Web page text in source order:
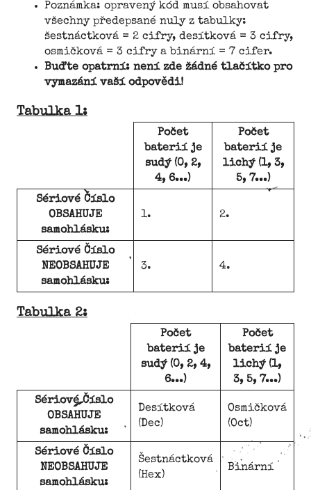
Poznámka: opravený kód musí obsahovat
všechny předepsané nuly z tabulky:
šestnáctková = 2 cifry, desítková = 3 cifry,
osmičková = 3 cifry a binární = 7 cifer.
Buďte opatrní: není zde žádné tlačítko pro
vymazání vaší odpovědi!
Tabulka 1:
Počet
baterií je
sudý (0, 2,
4, 6...)
Počet
baterií je
lichý (1, 3,
5, 7...)
Sériové Číslo
OBSAHUJE
samohlásku:
1. 2.
Sériové Číslo
NEOBSAHUJE
samohlásku:
3. 4.
Tabulka 2:
Počet
baterií je
sudý (0, 2, 4,
6...)
Počet
baterií je
lichý (1,
3, 5, 7...)
Sériové Číslo
OBSAHUJE
samohlásku:
Desítková
(Dec)
Osmičková
(Oct)
Sériové Číslo
NEOBSAHUJE
samohlásku:
Šestnáctková
(Hex)
Binární